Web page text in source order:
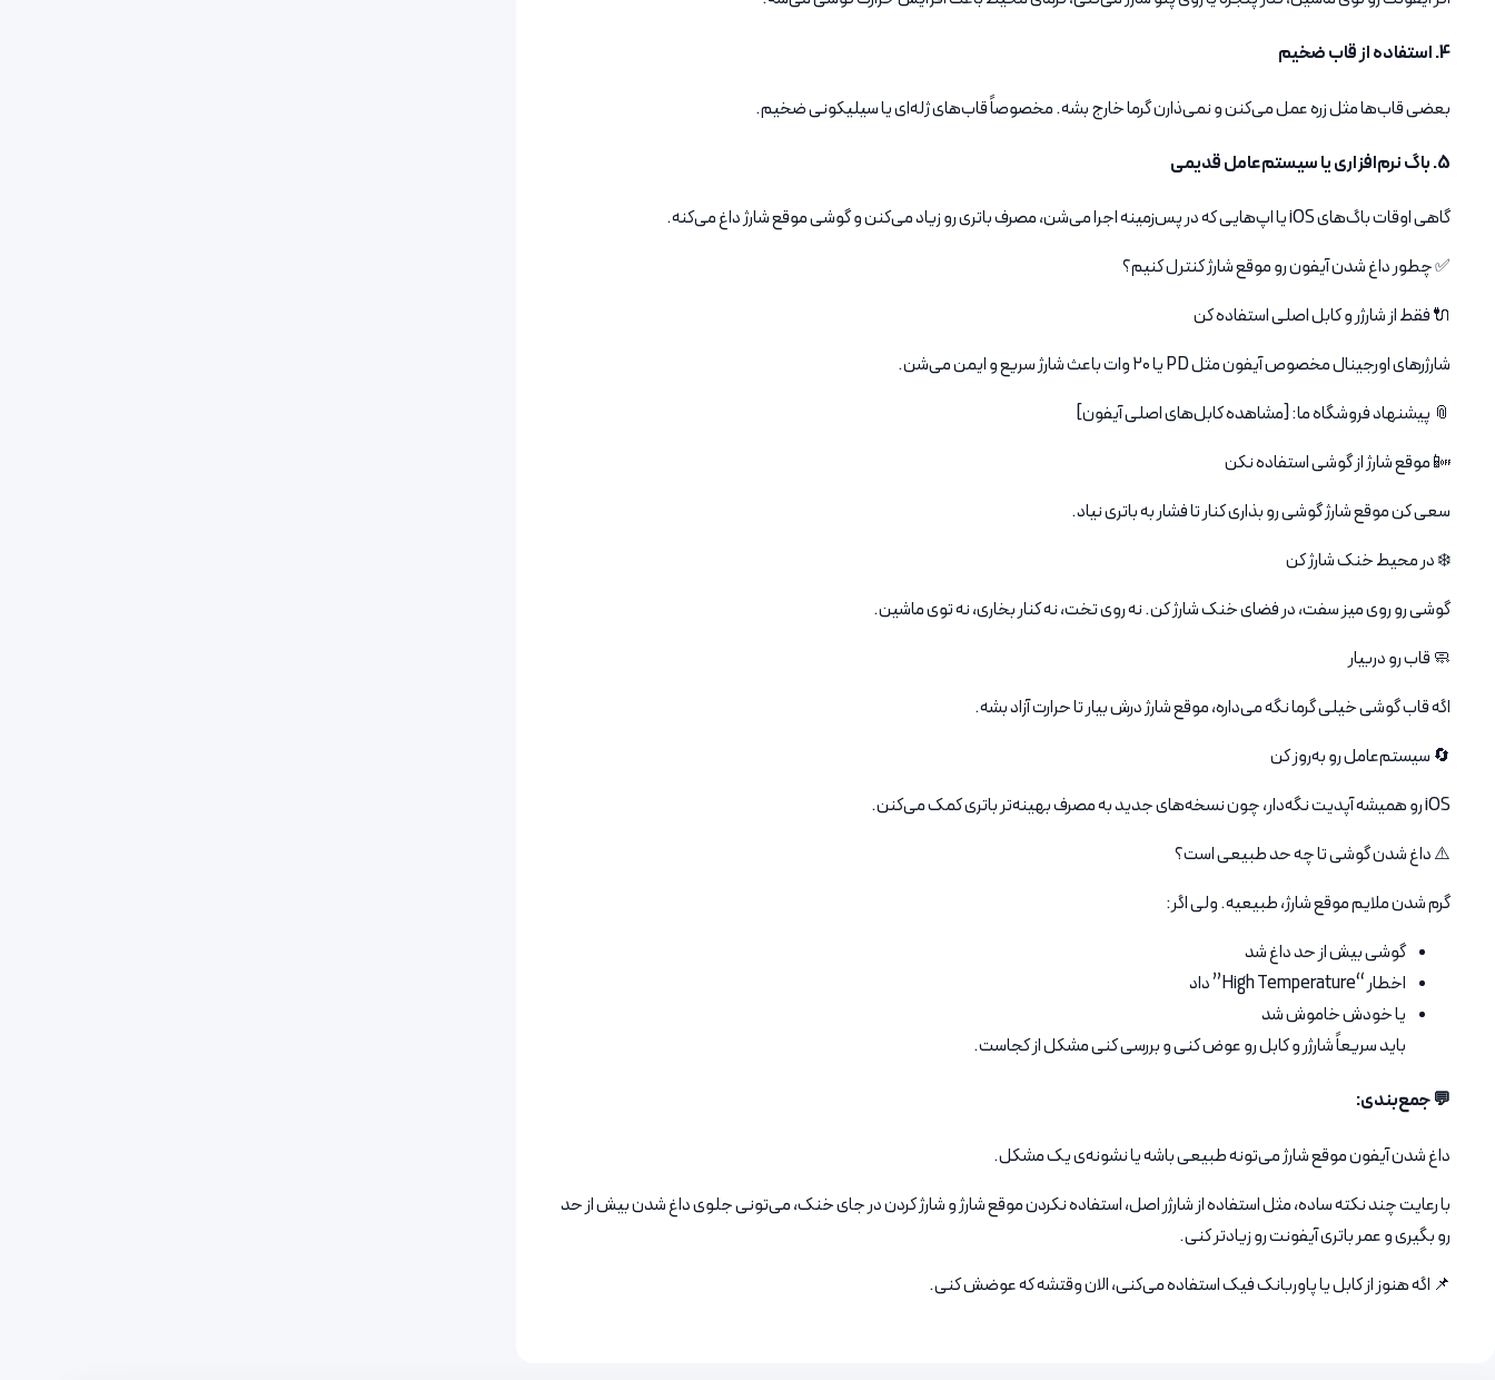
4. استفاده از قاب ضخیم
بعضی قاب‌ها مثل زره عمل می‌کنن و نمی‌ذارن گرما خارج بشه. مخصوصاً قاب‌های ژله‌ای یا سیلیکونی ضخیم.
5. باگ نرم‌افزاری یا سیستم‌عامل قدیمی
گاهی اوقات باگ‌های iOS یا اپ‌هایی که در پس‌زمینه اجرا می‌شن، مصرف باتری رو زیاد می‌کنن و گوشی موقع شارژ داغ می‌کنه.
✅ چطور داغ شدن آیفون رو موقع شارژ کنترل کنیم؟
🔌 فقط از شارژر و کابل اصلی استفاده کن
شارژرهای اورجینال مخصوص آیفون مثل PD یا ۲۰ وات باعث شارژ سریع و ایمن می‌شن.
📎 پیشنهاد فروشگاه ما: [مشاهده کابل‌های اصلی آیفون]
📴 موقع شارژ از گوشی استفاده نکن
سعی کن موقع شارژ گوشی رو بذاری کنار تا فشار به باتری نیاد.
❄️ در محیط خنک شارژ کن
گوشی رو روی میز سفت، در فضای خنک شارژ کن. نه روی تخت، نه کنار بخاری، نه توی ماشین.
🧼 قاب رو دربیار
اگه قاب گوشی خیلی گرما نگه می‌داره، موقع شارژ درش بیار تا حرارت آزاد بشه.
🔄 سیستم‌عامل رو به‌روز کن
iOS رو همیشه آپدیت نگه‌دار، چون نسخه‌های جدید به مصرف بهینه‌تر باتری کمک می‌کنن.
⚠️ داغ شدن گوشی تا چه حد طبیعی است؟
گرم شدن ملایم موقع شارژ، طبیعیه. ولی اگر:
گوشی بیش از حد داغ شد
اخطار “High Temperature” داد
یا خودش خاموش شد
باید سریعاً شارژر و کابل رو عوض کنی و بررسی کنی مشکل از کجاست.
💬 جمع‌بندی:
داغ شدن آیفون موقع شارژ می‌تونه طبیعی باشه یا نشونه‌ی یک مشکل.
با رعایت چند نکته ساده، مثل استفاده از شارژر اصل، استفاده نکردن موقع شارژ و شارژ کردن در جای خنک، می‌تونی جلوی داغ شدن بیش از حد
رو بگیری و عمر باتری آیفونت رو زیادتر کنی.
📌 اگه هنوز از کابل یا پاوربانک فیک استفاده می‌کنی، الان وقتشه که عوضش کنی.